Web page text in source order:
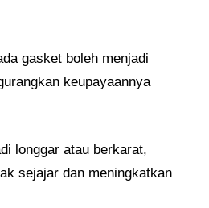
gasket boleh menjadi
keupayaannya
longgar atau berkarat,
sejajar dan meningkatkan